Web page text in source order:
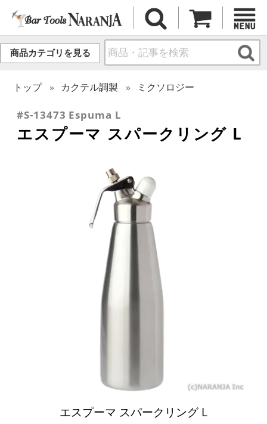
商品カテゴリを見る
トップ カクテル調製 ミクソロジー
#S-13473 Espuma L
エスプーマ スパークリング L
エスプーマ スパークリング L